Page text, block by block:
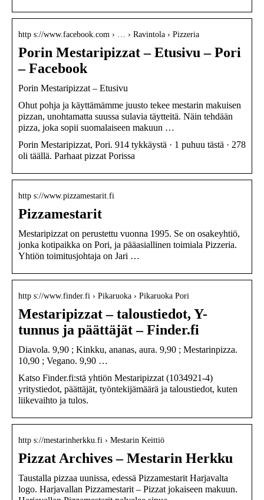
http s://www.facebook.com › … › Ravintola › Pizzeria
Porin Mestaripizzat – Etusivu – Pori
– Facebook
Porin Mestaripizzat – Etusivu
Ohut pohja ja käyttämämme juusto tekee mestarin makuisen
pizzan, unohtamatta suussa sulavia täytteitä. Näin tehdään
pizza, joka sopii suomalaiseen makuun …
Porin Mestaripizzat, Pori. 914 tykkäystä · 1 puhuu tästä · 278
oli täällä. Parhaat pizzat Porissa
http s://www.pizzamestarit.fi
Pizzamestarit
Mestaripizzat on perustettu vuonna 1995. Se on osakeyhtiö,
jonka kotipaikka on Pori, ja pääasiallinen toimiala Pizzeria.
Yhtiön toimitusjohtaja on Jari …
http s://www.finder.fi › Pikaruoka › Pikaruoka Pori
Mestaripizzat – taloustiedot, Y-
tunnus ja päättäjät – Finder.fi
Diavola. 9,90 ; Kinkku, ananas, aura. 9,90 ; Mestarinpizza.
10,90 ; Vegano. 9,90 …
Katso Finder.fi:stä yhtiön Mestaripizzat (1034921-4)
yritystiedot, päättäjät, työntekijämäärä ja taloustiedot, kuten
liikevaihto ja tulos.
http s://mestarinherkku.fi › Mestarin Keittiö
Pizzat Archives – Mestarin Herkku
Taustalla pizzaa uunissa, edessä Pizzamestarit Harjavalta
logo. Harjavallan Pizzamestarit – Pizzat jokaiseen makuun.